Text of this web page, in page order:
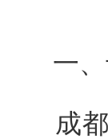
一、
成都